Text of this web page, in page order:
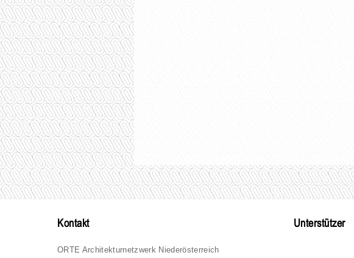
Kontakt
ORTE Architekturnetzwerk Niederösterreich
Unterstützer